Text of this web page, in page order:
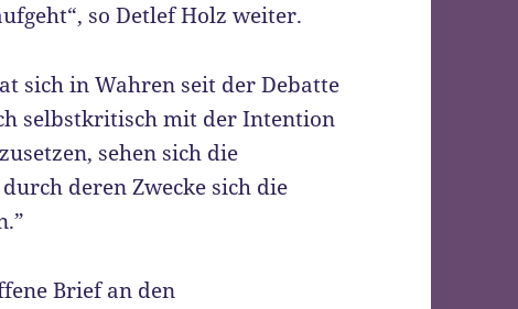
so Detlef Holz weiter.
sich in Wahren seit der Debatte
selbstkritisch mit der Intention
sehen sich die
deren Zwecke sich die
Brief an den